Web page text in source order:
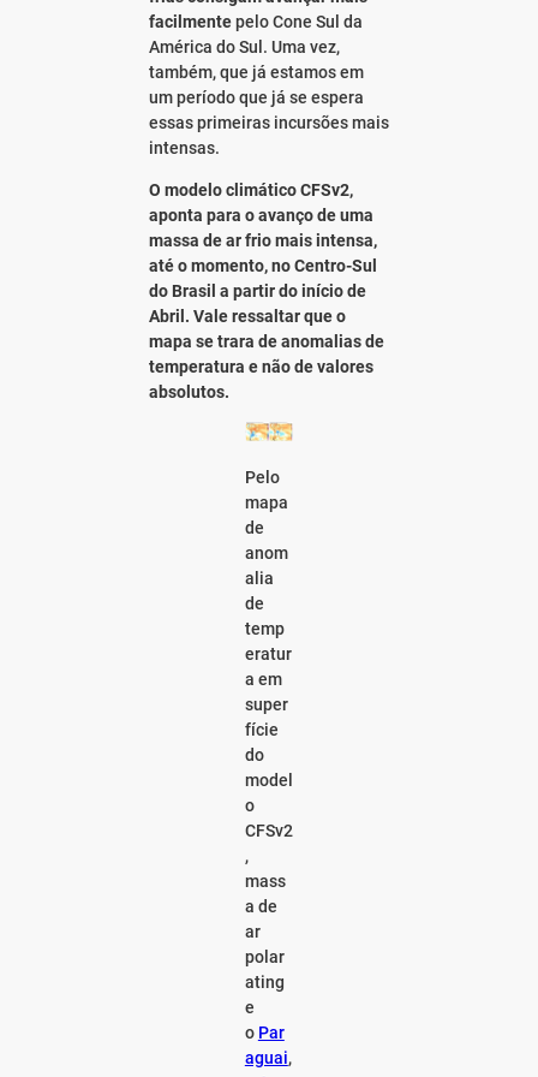
facilmentepelo Cone Sul da
América do Sul. Uma vez,
também, que já estamos em
um período que já se espera
essas primeiras incursões mais
intensas.
O modelo climático CFSv2,
aponta para o avanço de uma
massa de ar frio mais intensa,
até o momento, no Centro-Sul
do Brasil a partir do início de
Abril. Vale ressaltar que o
mapa se trara de anomalias de
temperatura e não de valores
absolutos.
Pelo
mapa
de
anom
alia
de
temp
eratur
a em
super
fície
do
model
o
CFSv2
,
mass
a de
ar
polar
ating
e
o Par
aguai,